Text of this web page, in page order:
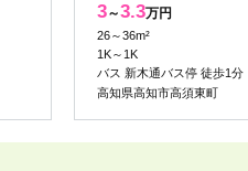
3～3.3万円
26～36m²
1K～1K
バス 新木通バス停 徒歩1分
高知県高知市高須東町